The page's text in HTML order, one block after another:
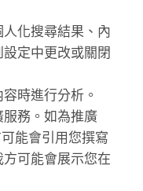
化搜尋結果、內
定中更改或關閉
時進行分析。
務。如為推廣
能會引用您撰寫
可能會展示您在